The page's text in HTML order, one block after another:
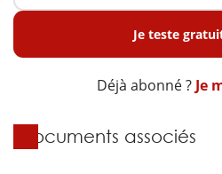
Je teste
Déjà abonné ? Je
Documents associés